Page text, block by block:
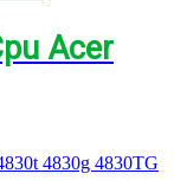
Acer